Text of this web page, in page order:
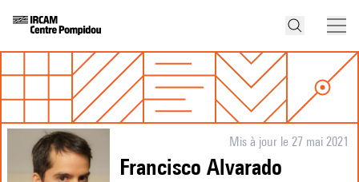
Mis à jour le 27 mai 2021
Francisco Alvarado